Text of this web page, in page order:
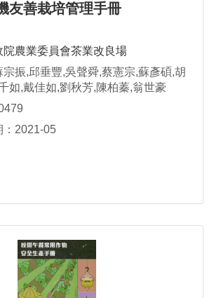
友善栽培管理手冊
院農業委員會茶業改良場
振,邱垂豐,吳聲舜,蔡憲宗,蘇彥碩,胡
如,戴佳如,劉秋芳,陳柏蓁,翁世豪
：2021-05